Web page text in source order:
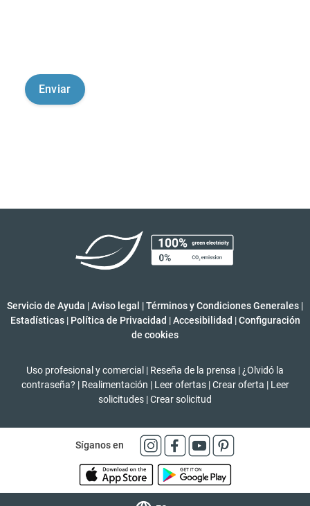
Servicio de Ayuda |Aviso legal |Términos y Condiciones Generales |
Estadísticas | Política de Privacidad | Accesibilidad | Configuración
de cookies
Uso profesional y comercial | Reseña de la prensa | ¿Olvidó la
contraseña? | Realimentación | Leer ofertas | Crear oferta | Leer
solicitudes |Crear solicitud
Síganos en